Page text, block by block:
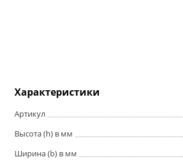
Характеристики
Артикул
Высота (h) в мм
Ширина (b) в мм